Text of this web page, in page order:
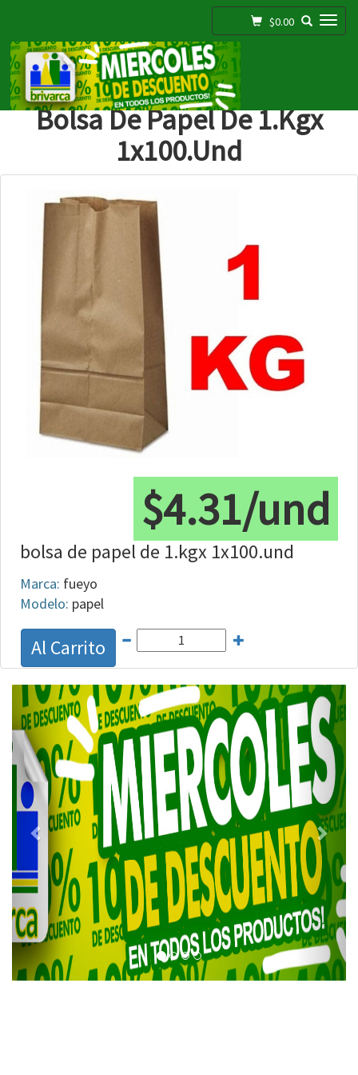
Toggle navigation
$0.00
Bolsa De Papel De 1.kgx
1x100.und
$4.31/und
bolsa de papel de 1.kgx 1x100.und
Marca: fueyo
Modelo: papel
Al Carrito